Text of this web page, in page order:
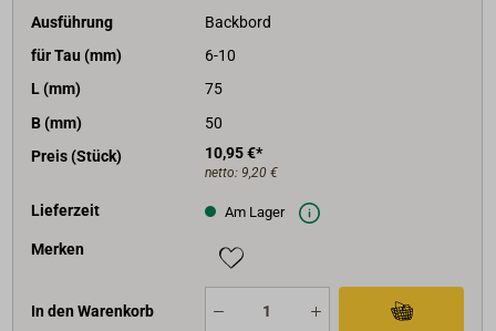
Ausführung
Backbord
für Tau (mm)
6-10
L (mm)
75
B (mm)
50
Preis (Stück)
10,95 €*
netto: 9,20 €
Lieferzeit Am Lager
Merken
In den Warenkorb